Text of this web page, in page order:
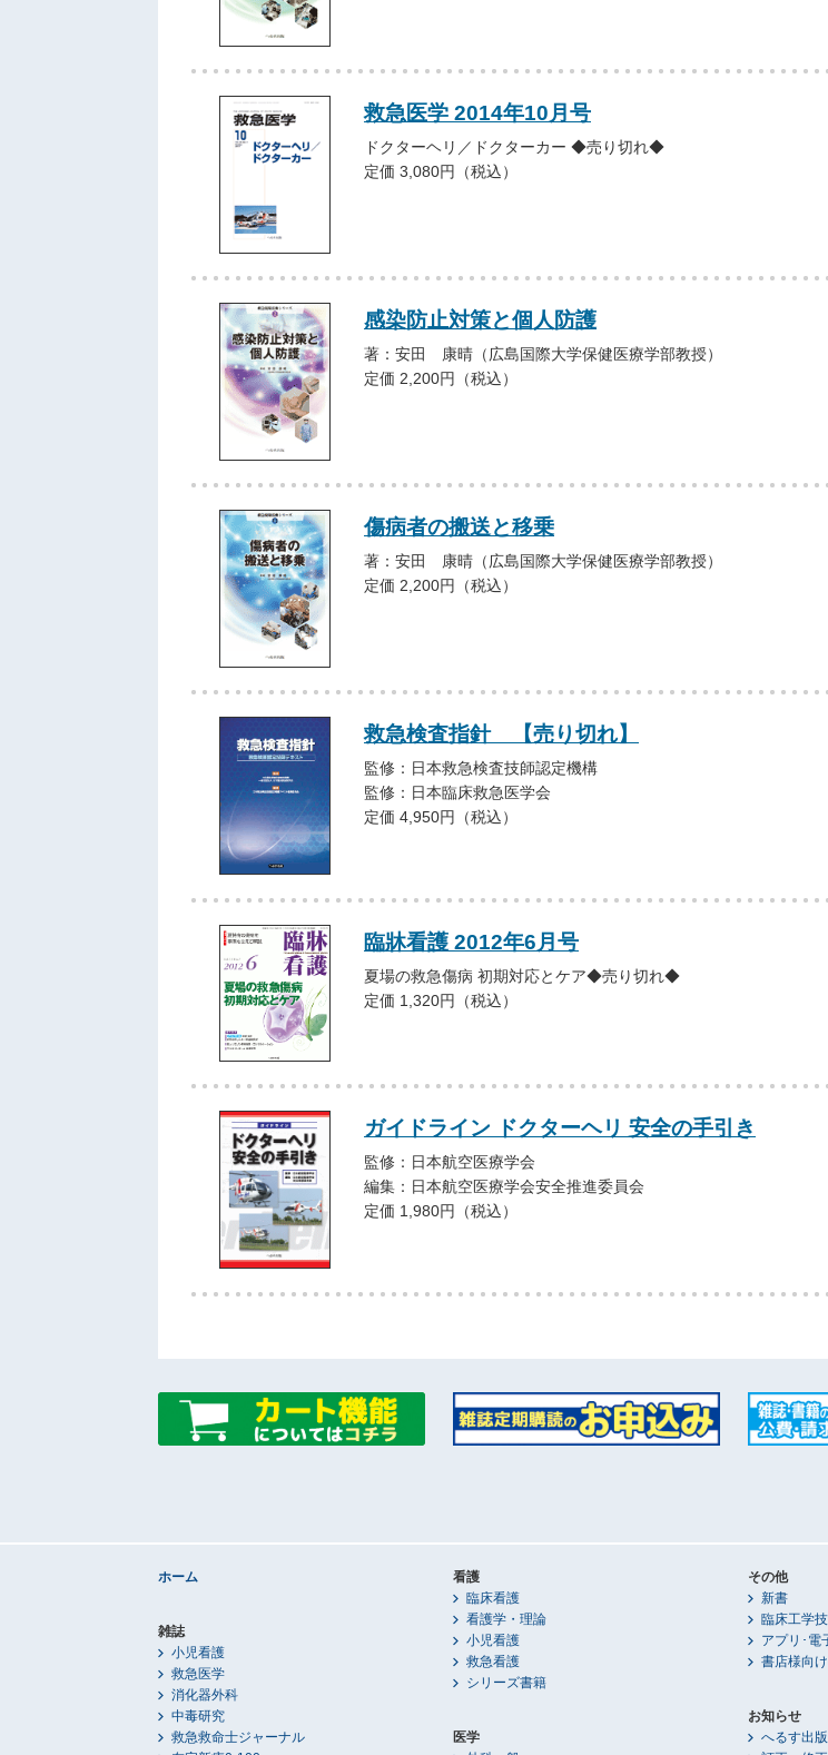
救急医学 2014年10月号
ドクターヘリ／ドクターカー ◆売り切れ◆
定価 3,080円（税込）
感染防止対策と個人防護
著：安田 康晴（広島国際大学保健医療学部教授）
定価 2,200円（税込）
傷病者の搬送と移乗
著：安田 康晴（広島国際大学保健医療学部教授）
定価 2,200円（税込）
救急検査指針 【売り切れ】
監修：日本救急検査技師認定機構
監修：日本臨床救急医学会
定価 4,950円（税込）
臨牀看護 2012年6月号
夏場の救急傷病 初期対応とケア◆売り切れ◆
定価 1,320円（税込）
ガイドライン ドクターヘリ 安全の手引き
監修：日本航空医療学会
編集：日本航空医療学会安全推進委員会
定価 1,980円（税込）
ホーム
雑誌
小児看護
救急医学
消化器外科
中毒研究
救急救命士ジャーナル
看護
臨床看護
看護学・理論
小児看護
救急看護
シリーズ書籍
医学
その他
新書
臨床工学
アプリ･電
書店様向
お知らせ
へるす出